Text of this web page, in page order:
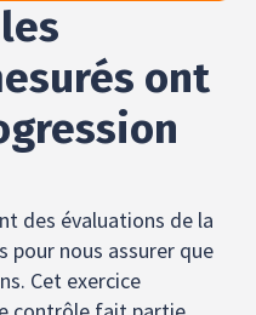
ont
des évaluations de la
nous assurer que
Cet exercice